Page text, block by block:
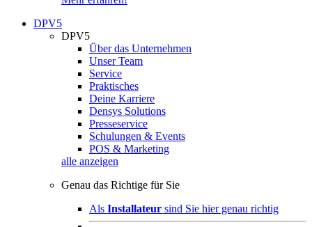
DPV5
DPV5
Über das Unternehmen
Unser Team
Service
Praktisches
Deine Karriere
Densys Solutions
Presseservice
Schulungen & Events
POS & Marketing
alle anzeigen
Genau das Richtige für Sie
Als Installateur sind Sie hier genau richtig